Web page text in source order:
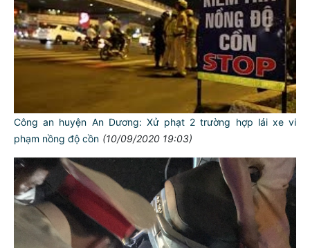
Công an huyện An Dương: Xử phạt 2 trường hợp lái xe vi
phạm nồng độ cồn (10/09/2020 19:03)